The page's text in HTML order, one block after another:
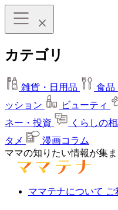
カテゴリ
雑貨・日用品 食品
ッション
ビューティ
ネー・投資
くらしの
タメ
漫画コラム
ママの知りたい情報が集
ママテナについて ご